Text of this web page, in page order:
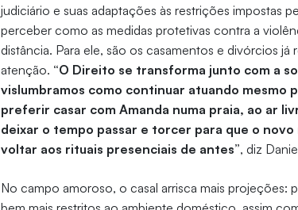
judiciário e suas adaptações às restrições impostas
perceber como as medidas protetivas contra a
distância. Para ele, são os casamentos e divórcios
atenção. “O Direito se transforma junto com a
vislumbramos como continuar atuando mesmo
preferir casar com Amanda numa praia, ao ar
deixar o tempo passar e torcer para que o
voltar aos rituais presenciais de antes”, diz
No campo amoroso, o casal arrisca mais projeções: